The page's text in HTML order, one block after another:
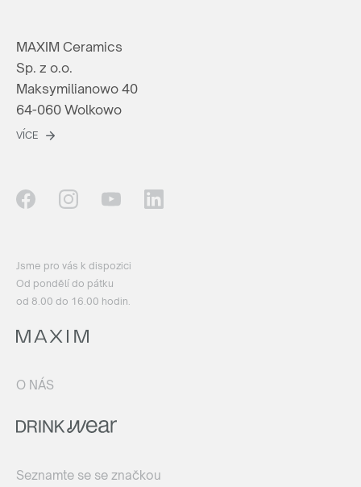
MAXIM Ceramics
Sp. z o.o.
Maksymilianowo 40
64-060 Wolkowo
VÍCE
Jsme pro vás k dispozici
Od pondělí do pátku
od 8.00 do 16.00 hodin.
O NÁS
Seznamte se se značkou